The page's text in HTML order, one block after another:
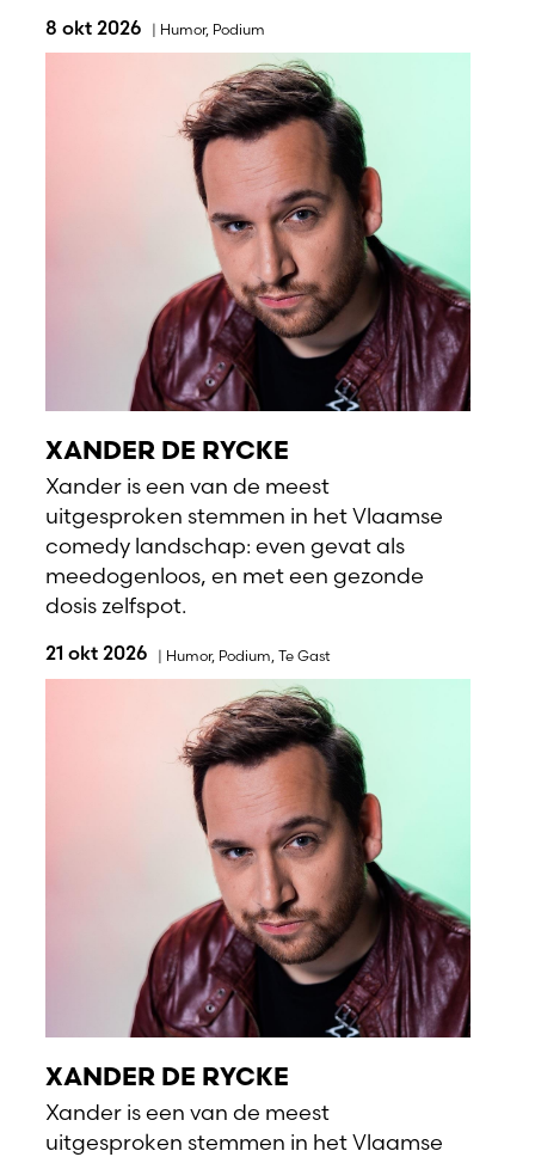
8 okt 2026 | Humor, Podium
XANDER DE RYCKE
Xander is een van de meest
uitgesproken stemmen in het Vlaamse
comedy landschap: even gevat als
meedogenloos, en met een gezonde
dosis zelfspot.
21 okt 2026 | Humor, Podium Te Gast
XANDER DE RYCKE
Xander is een van de meest
uitgesproken stemmen in het Vlaamse